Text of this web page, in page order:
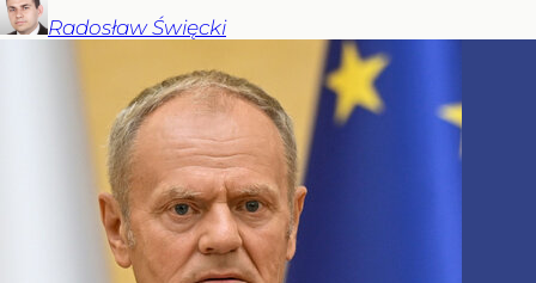
Radosław Święcki